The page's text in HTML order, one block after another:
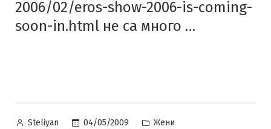
2006/02/eros-show-2006-is-coming-
soon-in.html не са много …
Posted
Steliyan 04/05/2009
Posted
Жени